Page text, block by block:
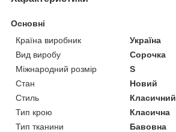
Основні
Країна виробник
Україна
Вид виробу
Сорочка
Міжнародний розмір
S
Стан
Новий
Стиль
Класичний
Тип крою
Класична
Тип тканини
Бавовна